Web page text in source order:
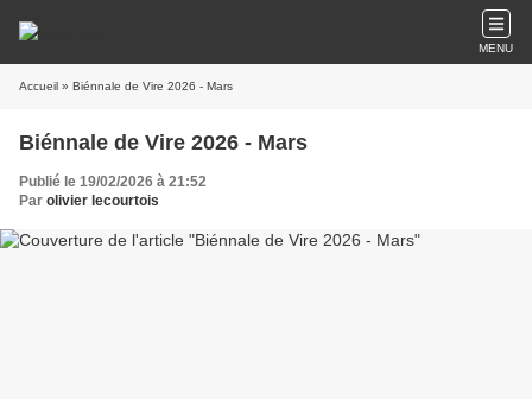
MENU
Accueil » Biénnale de Vire 2026 - Mars
Biénnale de Vire 2026 - Mars
Publié le 19/02/2026 à 21:52
Par olivier lecourtois